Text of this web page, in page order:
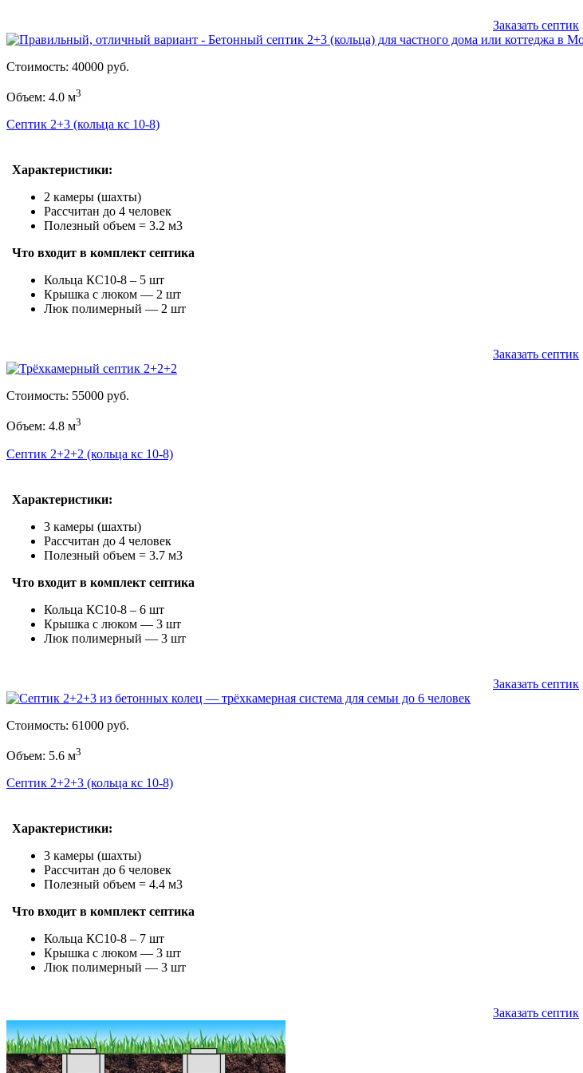
Заказать септик
Стоимость: 40000 руб.
Объем: 4.0 м3
Септик 2+3 (кольца кс 10-8)
Характеристики:
2 камеры (шахты)
Рассчитан до 4 человек
Полезный объем = 3.2 м3
Что входит в комплект септика
Кольца КС10-8 – 5 шт
Крышка с люком — 2 шт
Люк полимерный — 2 шт
Заказать септик
Стоимость: 55000 руб.
Объем: 4.8 м3
Септик 2+2+2 (кольца кс 10-8)
Характеристики:
3 камеры (шахты)
Рассчитан до 4 человек
Полезный объем = 3.7 м3
Что входит в комплект септика
Кольца КС10-8 – 6 шт
Крышка с люком — 3 шт
Люк полимерный — 3 шт
Заказать септик
Стоимость: 61000 руб.
Объем: 5.6 м3
Септик 2+2+3 (кольца кс 10-8)
Характеристики:
3 камеры (шахты)
Рассчитан до 6 человек
Полезный объем = 4.4 м3
Что входит в комплект септика
Кольца КС10-8 – 7 шт
Крышка с люком — 3 шт
Люк полимерный — 3 шт
Заказать септик